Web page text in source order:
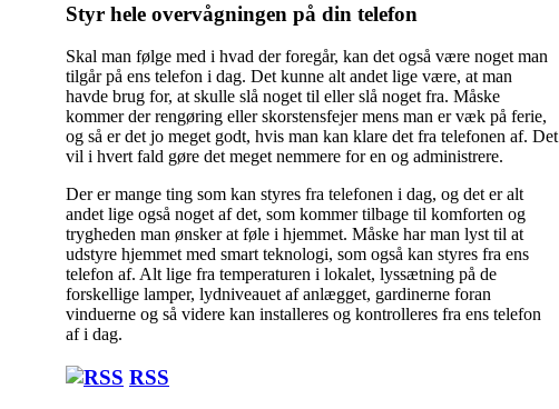
Styr hele overvågningen på din telefon
Skal man følge med i hvad der foregår, kan det også være noget man
tilgår på ens telefon i dag. Det kunne alt andet lige være, at man
havde brug for, at skulle slå noget til eller slå noget fra. Måske
kommer der rengøring eller skorstensfejer mens man er væk på ferie,
og så er det jo meget godt, hvis man kan klare det fra telefonen af. Det
vil i hvert fald gøre det meget nemmere for en og administrere.
Der er mange ting som kan styres fra telefonen i dag, og det er alt
andet lige også noget af det, som kommer tilbage til komforten og
trygheden man ønsker at føle i hjemmet. Måske har man lyst til at
udstyre hjemmet med smart teknologi, som også kan styres fra ens
telefon af. Alt lige fra temperaturen i lokalet, lyssætning på de
forskellige lamper, lydniveauet af anlægget, gardinerne foran
vinduerne og så videre kan installeres og kontrolleres fra ens telefon
af i dag.
Indlægsnavigation
RSS